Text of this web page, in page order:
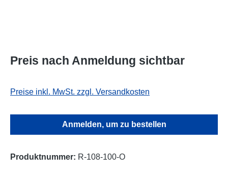
Preis nach Anmeldung sichtbar
Preise inkl. MwSt. zzgl. Versandkosten
Anmelden, um zu bestellen
Produktnummer: R-108-100-O